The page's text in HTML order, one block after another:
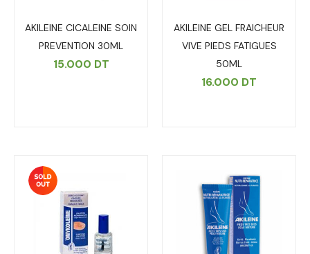
AKILEINE CICALEINE SOIN
PREVENTION 30ML
15.000 DT
AKILEINE GEL FRAICHEUR
VIVE PIEDS FATIGUES
50ML
16.000 DT